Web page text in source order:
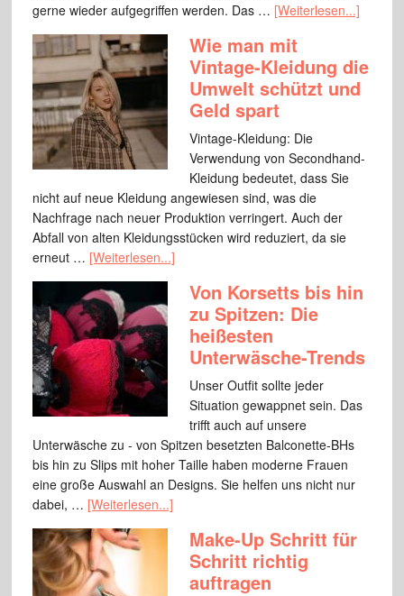
gerne wieder aufgegriffen werden. Das … [Weiterlesen...]
Wie man mit
Vintage-Kleidung die
Umwelt schützt und
Geld spart
Vintage-Kleidung: Die
Verwendung von Secondhand-
Kleidung bedeutet, dass Sie
nicht auf neue Kleidung angewiesen sind, was die
Nachfrage nach neuer Produktion verringert. Auch der
Abfall von alten Kleidungsstücken wird reduziert, da sie
erneut … [Weiterlesen...]
Von Korsetts bis hin
zu Spitzen: Die
heißesten
Unterwäsche-Trends
Unser Outfit sollte jeder
Situation gewappnet sein. Das
trifft auch auf unsere
Unterwäsche zu - von Spitzen besetzten Balconette-BHs
bis hin zu Slips mit hoher Taille haben moderne Frauen
eine große Auswahl an Designs. Sie helfen uns nicht nur
dabei, … [Weiterlesen...]
Make-Up Schritt für
Schritt richtig
auftragen